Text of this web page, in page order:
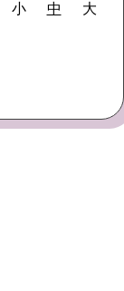
小 中
大